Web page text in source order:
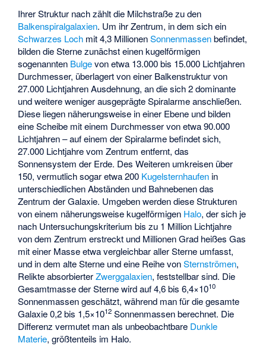
Ihrer Struktur nach zählt die Milchstraße zu den
Balkenspiralgalaxien. Um ihr Zentrum, in dem sich ein
Schwarzes Loch mit 4,3 MillionenSonnenmassenbefindet,
bilden die Sterne zunächst einen kugelförmigen
sogenannten Bulgevon etwa 13.000 bis 15.000 Lichtjahren
Durchmesser, überlagert von einer Balkenstruktur von
27.000 Lichtjahren Ausdehnung, an die sich 2 dominante
und weitere weniger ausgeprägte Spiralarme anschließen.
Diese liegen näherungsweise in einer Ebene und bilden
eine Scheibe mit einem Durchmesser von etwa 90.000
Lichtjahren – auf einem der Spiralarme befindet sich,
27.000 Lichtjahre vom Zentrum entfernt, das
Sonnensystem der Erde. Des Weiteren umkreisen über
150, vermutlich sogar etwa 200 Kugelsternhaufen in
unterschiedlichen Abständen und Bahnebenen das
Zentrum der Galaxie. Umgeben werden diese Strukturen
von einem näherungsweise kugelförmigen Halo, der sich je
nach Untersuchungskriterium bis zu 1 Million Lichtjahre
von dem Zentrum erstreckt und Millionen Grad heißes Gas
mit einer Masse etwa vergleichbar aller Sterne umfasst,
und in dem alte Sterne und eine Reihe vonSternströmen,
Relikte absorbierterZwerggalaxien, feststellbar sind. Die
Gesamtmasse der Sterne wird auf 4,6 bis 6,4×1010
Sonnenmassen geschätzt, während man für die gesamte
Galaxie 0,2 bis 1,5×1012 Sonnenmassen berechnet. Die
Differenz vermutet man als unbeobachtbare Dunkle
Materie, größtenteils im Halo.